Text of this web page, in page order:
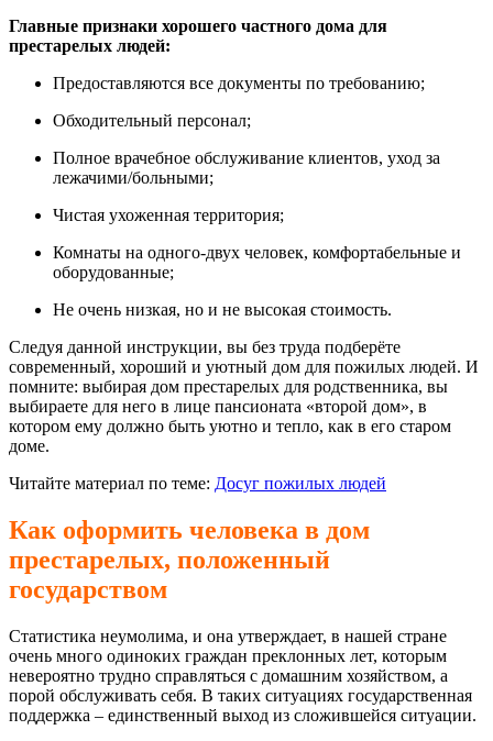
Главные признаки хорошего частного дома для
престарелых людей:
Предоставляются все документы по требованию;
Обходительный персонал;
Полное врачебное обслуживание клиентов, уход за
лежачими/больными;
Чистая ухоженная территория;
Комнаты на одного-двух человек, комфортабельные и
оборудованные;
Не очень низкая, но и не высокая стоимость.
Следуя данной инструкции, вы без труда подберёте
современный, хороший и уютный дом для пожилых людей. И
помните: выбирая дом престарелых для родственника, вы
выбираете для него в лице пансионата «второй дом», в
котором ему должно быть уютно и тепло, как в его старом
доме.
Читайте материал по теме: Досуг пожилых людей
Как оформить человека в дом
престарелых, положенный
государством
Статистика неумолима, и она утверждает, в нашей стране
очень много одиноких граждан преклонных лет, которым
невероятно трудно справляться с домашним хозяйством, а
порой обслуживать себя. В таких ситуациях государственная
поддержка – единственный выход из сложившейся ситуации.